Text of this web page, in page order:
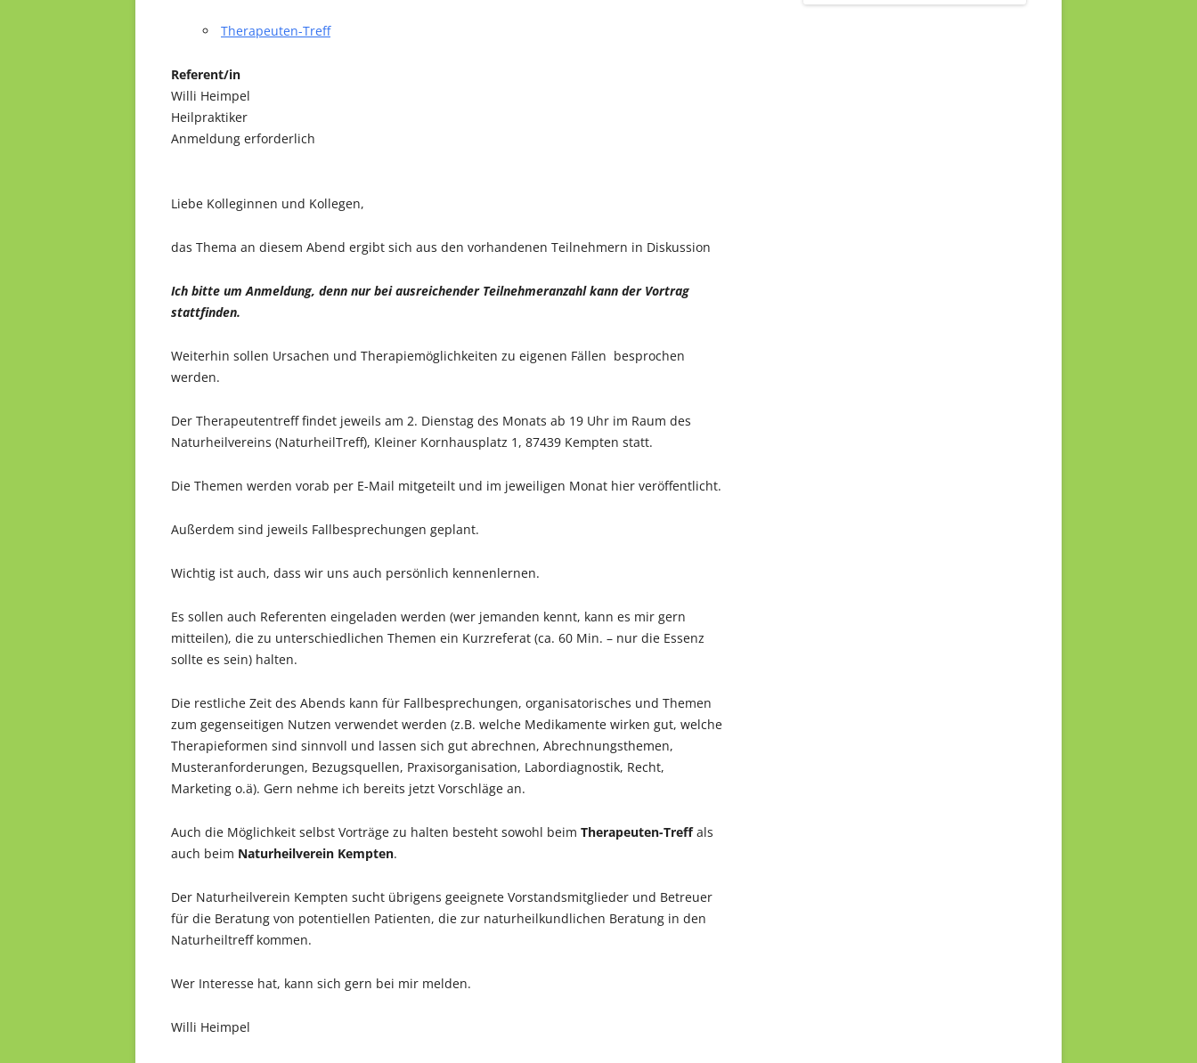
Therapeuten-Treff
Referent/in
Willi Heimpel
Heilpraktiker
Anmeldung erforderlich
Liebe Kolleginnen und Kollegen,
das Thema an diesem Abend ergibt sich aus den vorhandenen Teilnehmern in Diskussion
Ich bitte um Anmeldung, denn nur bei ausreichender Teilnehmeranzahl kann der Vortrag
stattfinden.
Weiterhin sollen Ursachen und Therapiemöglichkeiten zu eigenen Fällen besprochen
werden.
Der Therapeutentreff findet jeweils am 2. Dienstag des Monats ab 19 Uhr im Raum des
Naturheilvereins (NaturheilTreff), Kleiner Kornhausplatz 1, 87439 Kempten statt.
Die Themen werden vorab per E-Mail mitgeteilt und im jeweiligen Monat hier veröffentlicht.
Außerdem sind jeweils Fallbesprechungen geplant.
Wichtig ist auch, dass wir uns auch persönlich kennenlernen.
Es sollen auch Referenten eingeladen werden (wer jemanden kennt, kann es mir gern
mitteilen), die zu unterschiedlichen Themen ein Kurzreferat (ca. 60 Min. – nur die Essenz
sollte es sein) halten.
Die restliche Zeit des Abends kann für Fallbesprechungen, organisatorisches und Themen
zum gegenseitigen Nutzen verwendet werden (z.B. welche Medikamente wirken gut, welche
Therapieformen sind sinnvoll und lassen sich gut abrechnen, Abrechnungsthemen,
Musteranforderungen, Bezugsquellen, Praxisorganisation, Labordiagnostik, Recht,
Marketing o.ä). Gern nehme ich bereits jetzt Vorschläge an.
Auch die Möglichkeit selbst Vorträge zu halten besteht sowohl beim Therapeuten-Treffals
auch beim Naturheilverein Kempten.
Der Naturheilverein Kempten sucht übrigens geeignete Vorstandsmitglieder und Betreuer
für die Beratung von potentiellen Patienten, die zur naturheilkundlichen Beratung in den
Naturheiltreff kommen.
Wer Interesse hat, kann sich gern bei mir melden.
Willi Heimpel